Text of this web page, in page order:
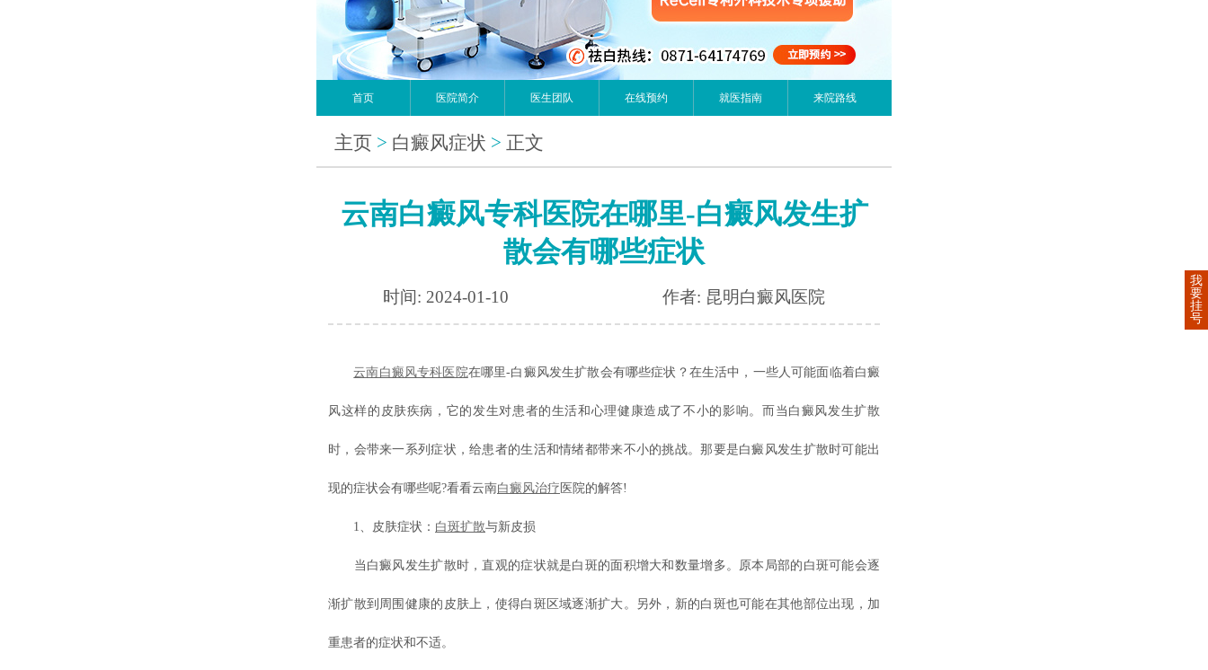
首页 医院简介 医生团队 在线预约 就医指南 来院路线
主页 > 白癜风症状 > 正文
云南白癜风专科医院在哪里-白癜风发生扩
散会有哪些症状
时间: 2024-01-10 作者: 昆明白癜风医院
云南白癜风专科医院在哪里-白癜风发生扩散会有哪些症状？在生活中，一些人可能面临着白癜
风这样的皮肤疾病，它的发生对患者的生活和心理健康造成了不小的影响。而当白癜风发生扩散
时，会带来一系列症状，给患者的生活和情绪都带来不小的挑战。那要是白癜风发生扩散时可能出
现的症状会有哪些呢?看看云南白癜风治疗 医院的解答!
1、皮肤症状： 白斑扩散与新皮损
当白癜风发生扩散时，直观的症状就是白斑的面积增大和数量增多。原本局部的白斑可能会逐
渐扩散到周围健康的皮肤上，使得白斑区域逐渐扩大。另外，新的白斑也可能在其他部位出现，加
重患者的症状和不适。
我
要
挂
号